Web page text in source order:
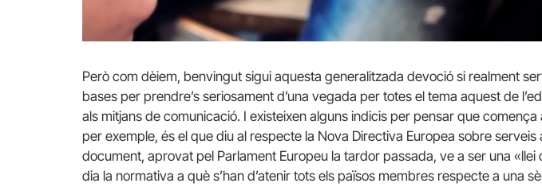
Però com dèiem, benvingut sigui aquesta generalitzada devoció si realment
bases per prendre’s seriosament d’una vegada per totes el tema aquest de
als mitjans de comunicació. I existeixen alguns indicis per pensar que comença
per exemple, és el que diu al respecte la Nova Directiva Europea sobre serveis
document, aprovat pel Parlament Europeu la tardor passada, ve a ser una «llei
dia la normativa a què s’han d’atenir tots els països membres respecte a una